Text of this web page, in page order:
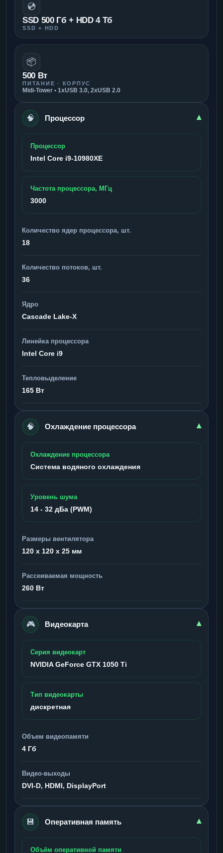
💿
SSD 500 Гб + HDD 4 Тб
SSD + HDD
📦
500 Вт
ПИТАНИЕ · КОРПУС
Midi-Tower • 1xUSB 3.0, 2xUSB 2.0
🧠 Процессор ▾
Процессор
Intel Core i9-10980XE
Частота процессора, МГц
3000
Количество ядер процессора, шт.
18
Количество потоков, шт.
36
Ядро
Cascade Lake-X
Линейка процессора
Intel Core i9
Тепловыделение
165 Вт
🧠 Охлаждение процессора ▾
Охлаждение процессора
Система водяного охлаждения
Уровень шума
14 - 32 дБа (PWM)
Размеры вентилятора
120 x 120 x 25 мм
Рассеиваемая мощность
260 Вт
🎮 Видеокарта ▾
Серия видеокарт
NVIDIA GeForce GTX 1050 Ti
Тип видеокарты
дискретная
Объем видеопамяти
4 Гб
Видео-выходы
DVI-D, HDMI, DisplayPort
💾 Оперативная память ▾
Объём оперативной памяти